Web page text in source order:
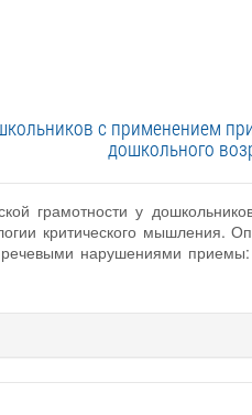
с применением
дошкольного
грамотности у
критического
нарушениями